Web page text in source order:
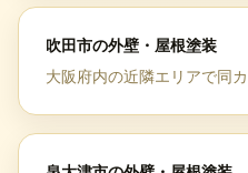
吹田市の外壁・屋根塗装
大阪府内の近隣エリアで同